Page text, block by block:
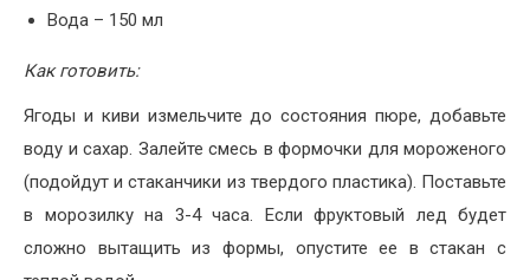
Вода – 150 мл
Как готовить:
Ягоды и киви измельчите до состояния пюре, добавьте
воду и сахар. Залейте смесь в формочки для мороженого
(подойдут и стаканчики из твердого пластика). Поставьте
в морозилку на 3-4 часа. Если фруктовый лед будет
сложно вытащить из формы, опустите ее в стакан с